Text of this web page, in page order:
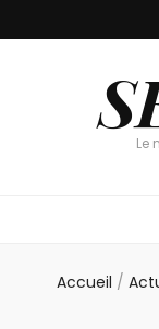
Le
Accueil /